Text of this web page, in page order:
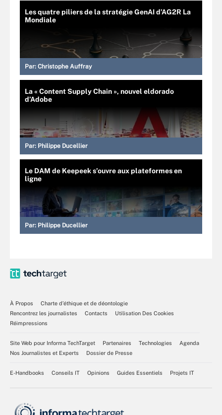
Les quatre piliers de la stratégie GenAI d’AG2R La
Mondiale
Par: Christophe Auffray
La « Content Supply Chain », nouvel eldorado
d’Adobe
Par: Philippe Ducellier
Le DAM de Keepeek s’ouvre aux plateformes en
ligne
Par: Philippe Ducellier
À Propos
Charte d’éthique et de déontologie
Rencontrez les journalistes
Contacts
Utilisation Des Cookies
Réimpressions
Site Web pour Informa TechTarget Partenaires Technologies
Agenda
Nos Journalistes et Experts
Dossier de Presse
E-Handbooks Conseils IT Opinions Guides Essentiels Projets IT